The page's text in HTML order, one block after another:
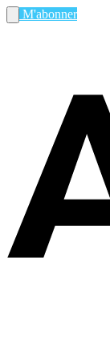
M'abonner